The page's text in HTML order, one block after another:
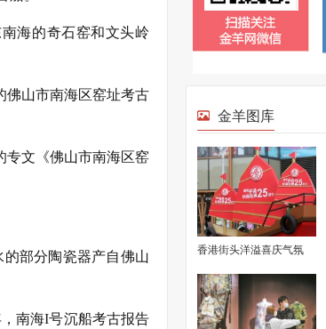
海的奇石窑和文头岭
佛山市南海区窑址考古
专文《佛山市南海区窑
部分陶瓷器产自佛山
南海I号沉船考古报告
金羊图库
香港街头洋溢喜庆气氛